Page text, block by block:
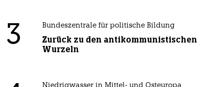
3 Bundeszentrale für politische Bildung
Zurück zu den antikommunistischen
Wurzeln